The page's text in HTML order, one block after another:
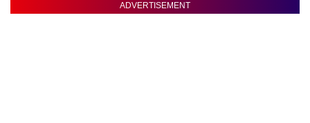
ADVERTISEMENT